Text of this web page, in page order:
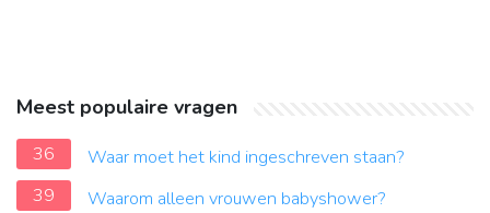
Meest populaire vragen
36
Waar moet het kind ingeschreven staan?
39
Waarom alleen vrouwen babyshower?